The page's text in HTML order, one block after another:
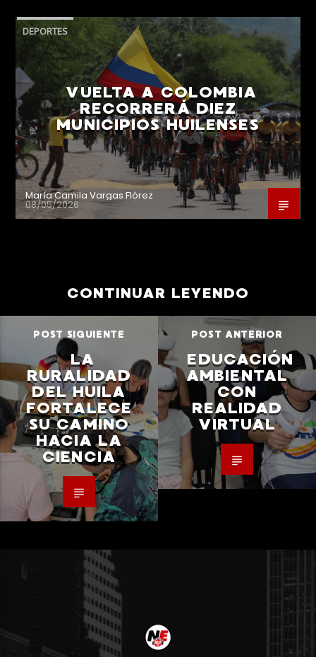
DEPORTES
VUELTA A COLOMBIA
RECORRERÁ DIEZ
MUNICIPIOS HUILENSES
María Camila Vargas Flórez
08/05/2026
CONTINUAR LEYENDO
POST SIGUIENTE
LA
RURALIDAD
DEL HUILA
FORTALECE
SU CAMINO
HACIA LA
CIENCIA
POST ANTERIOR
EDUCACIÓN
AMBIENTAL
CON
REALIDAD
VIRTUAL